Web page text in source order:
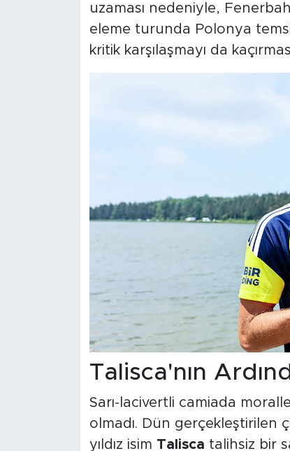
uzaması nedeniyle,
eleme turunda Polonya
kritik karşılaşmayı da
Talisca'nın
Sarı-lacivertli camiada
olmadı. Dün gerçekleştirilen
yıldız isim Talisca talihsiz bir